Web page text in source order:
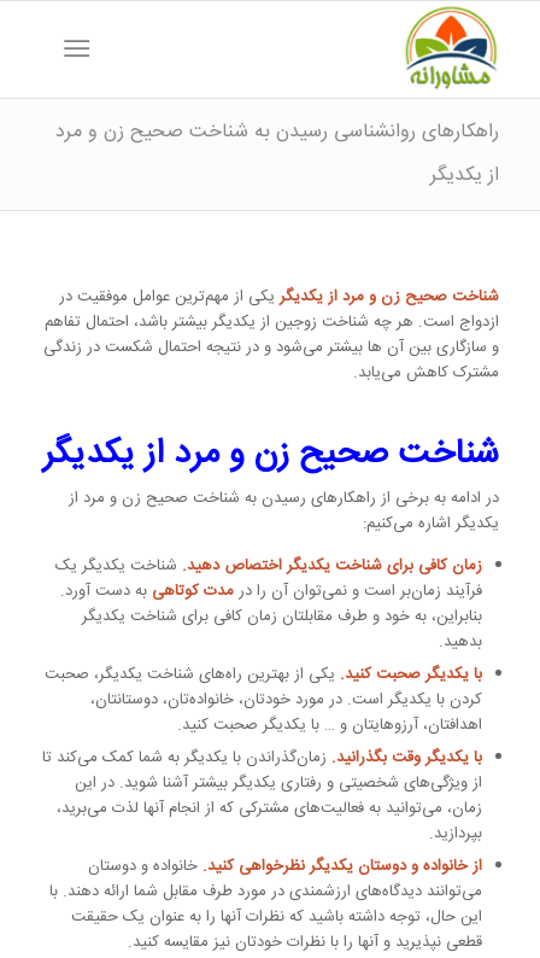
راهکارهای روانشناسی رسیدن به شناخت صحیح زن و مرد
از یکدیگر
شناخت صحیح زن و مرد از یکدیگریکی از مهم‌ترین عوامل موفقیت در
ازدواج است. هر چه شناخت زوجین از یکدیگر بیشتر باشد، احتمال تفاهم
و سازگاری بین آن ها بیشتر می‌شود و در نتیجه احتمال شکست در زندگی
مشترک کاهش می‌یابد.
شناخت صحیح زن و مرد از یکدیگر
در ادامه به برخی از راهکارهای رسیدن به شناخت صحیح زن و مرد از
یکدیگر اشاره می‌کنیم:
زمان کافی برای شناخت یکدیگر اختصاص دهید. شناخت یکدیگر یک
فرآیند زمان‌بر است و نمی‌توان آن را درمدت کوتاهی به دست آورد.
بنابراین، به خود و طرف مقابلتان زمان کافی برای شناخت یکدیگر
بدهید.
با یکدیگر صحبت کنید. یکی از بهترین راه‌های شناخت یکدیگر، صحبت
کردن با یکدیگر است. در مورد خودتان، خانواده‌تان، دوستانتان،
اهدافتان، آرزوهایتان و … با یکدیگر صحبت کنید.
با یکدیگر وقت بگذرانید. زمان‌گذراندن با یکدیگر به شما کمک می‌کند تا
از ویژگی‌های شخصیتی و رفتاری یکدیگر بیشتر آشنا شوید. در این
زمان، می‌توانید به فعالیت‌های مشترکی که از انجام آنها لذت می‌برید،
بپردازید.
از خانواده و دوستان یکدیگر نظرخواهی کنید. خانواده و دوستان
می‌توانند دیدگاه‌های ارزشمندی در مورد طرف مقابل شما ارائه دهند. با
این حال، توجه داشته باشید که نظرات آنها را به عنوان یک حقیقت
قطعی نپذیرید و آنها را با نظرات خودتان نیز مقایسه کنید.